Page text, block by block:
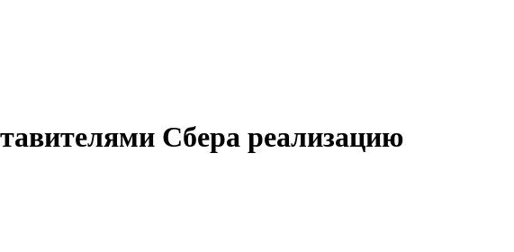
Сбера реализацию